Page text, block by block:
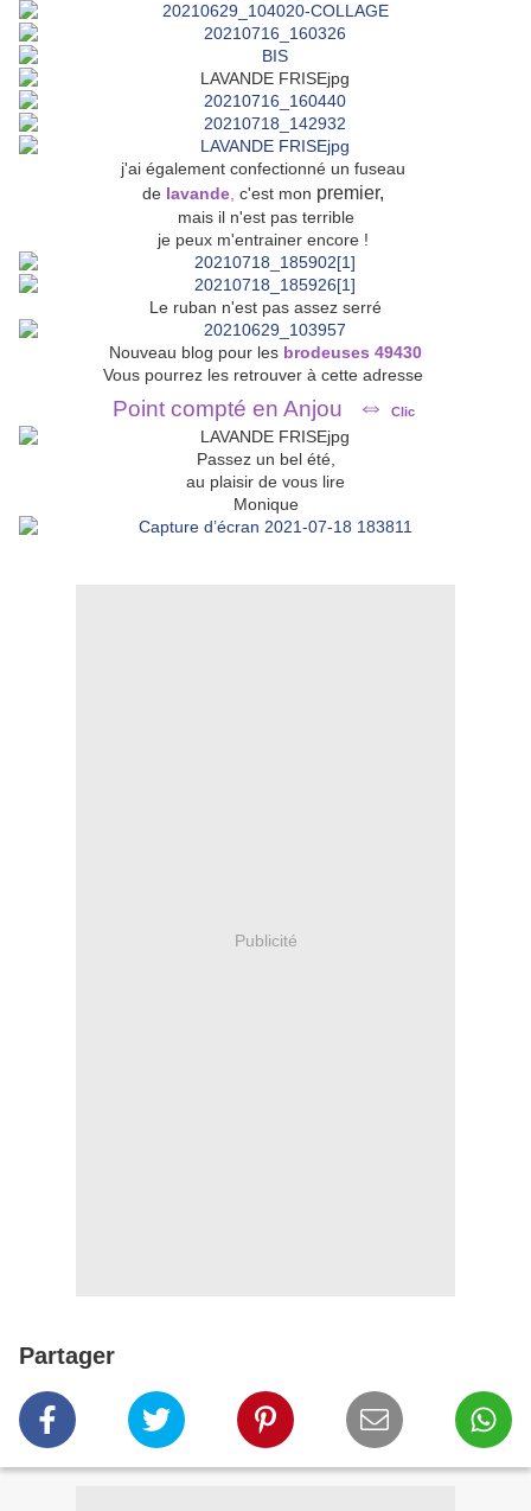
j'ai également confectionné un fuseau
de lavande c'est mon premier,
mais il n'est pas terrible
je peux m'entrainer encore !
Le ruban n'est pas assez serré
Nouveau blog pour les brodeuses 49430
Vous pourrez les retrouver à cette adresse
Point compté en Anjou ⇔ Clic
Passez un bel été,
au plaisir de vous lire
Monique
Publicité
Partager